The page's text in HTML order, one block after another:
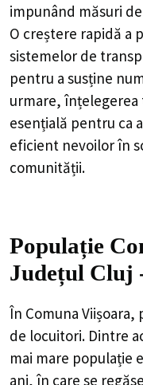
impunând măsuri
O creștere rapidă a
sistemelor de
pentru a susține
urmare,
esențială pentru ca
eficient nevoilor în
comunității.
Populație
Județul Cluj
În Comuna
de locuitori. Dintre
mai mare populație
ani, în care se